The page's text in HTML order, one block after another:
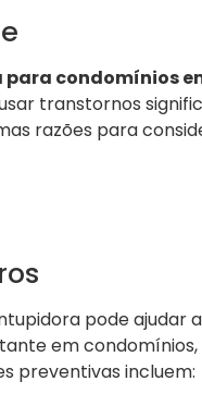
condomínios
transtornos
razões para
pode ajudar
em
preventivas incluem: